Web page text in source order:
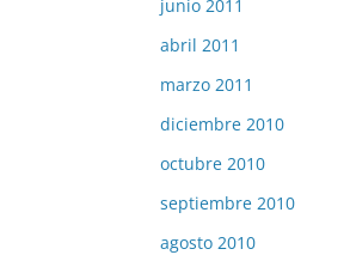
junio 2011
abril 2011
marzo 2011
diciembre 2010
octubre 2010
septiembre 2010
agosto 2010